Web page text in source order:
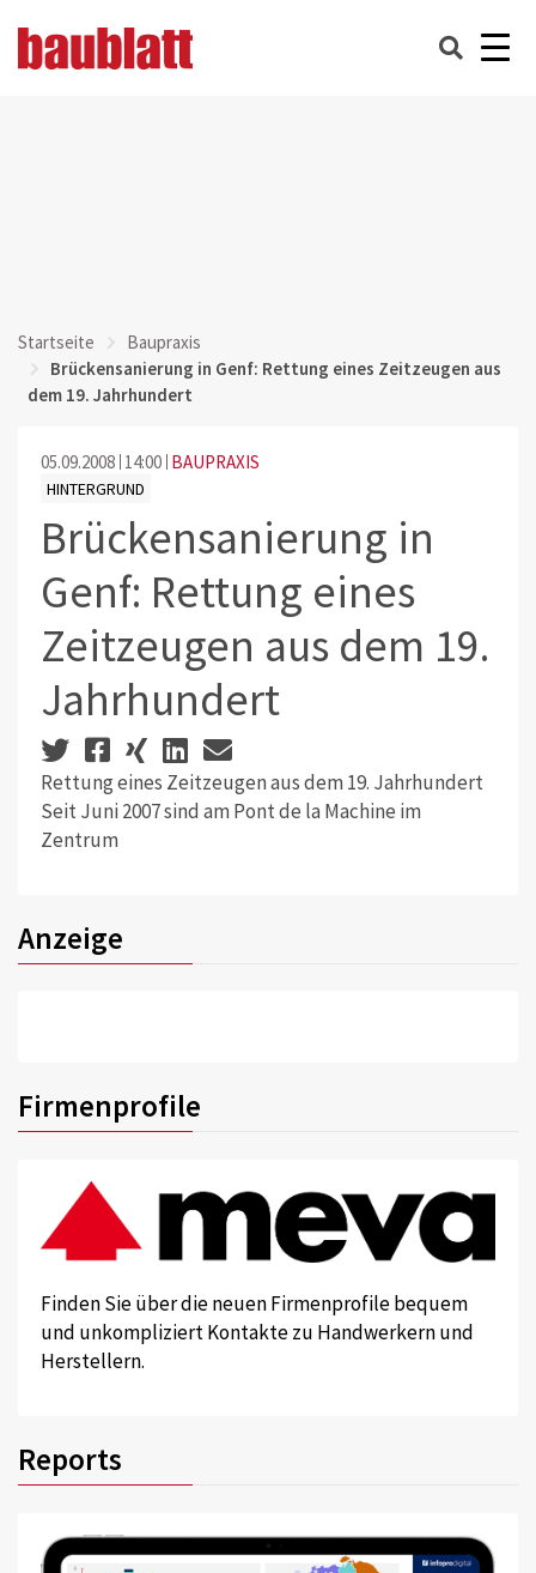
Startseite
Baupraxis
Brückensanierung in Genf: Rettung eines Zeitzeugen aus
dem 19. Jahrhundert
05.09.2008 14:00 BAUPRAXIS
HINTERGRUND
Brückensanierung in
Genf: Rettung eines
Zeitzeugen aus dem 19.
Jahrhundert
Rettung eines Zeitzeugen aus dem 19. Jahrhundert
Seit Juni 2007 sind am Pont de la Machine im
Zentrum
Anzeige
Firmenprofile
Finden Sie über die neuen Firmenprofile bequem
und unkompliziert Kontakte zu Handwerkern und
Herstellern.
Reports